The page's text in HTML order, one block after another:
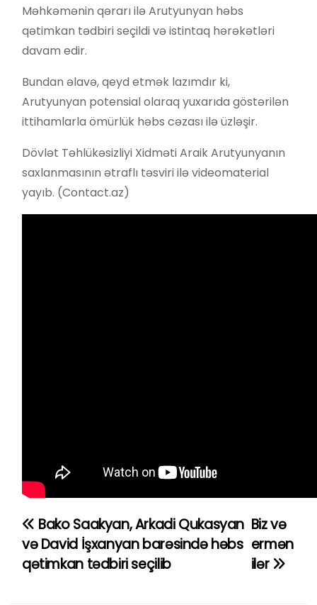
Məhkəmənin qərarı ilə Arutyunyan həbs
qətimkan tədbiri seçildi və istintaq hərəkətləri
davam edir.
Bundan əlavə, qeyd etmək lazımdır ki,
Arutyunyan potensial olaraq yuxarıda göstərilən
ittihamlarla ömürlük həbs cəzası ilə üzləşir.
Dövlət Təhlükəsizliyi Xidməti Araik Arutyunyanın
saxlanmasının ətraflı təsviri ilə videomaterial
yayıb. (Contact.az)
Y
a
Biz və
ermən
ilər
Bako Saakyan, Arkadi Qukasyan
və David İşxanyan barəsində həbs
qətimkan tədbiri seçilib